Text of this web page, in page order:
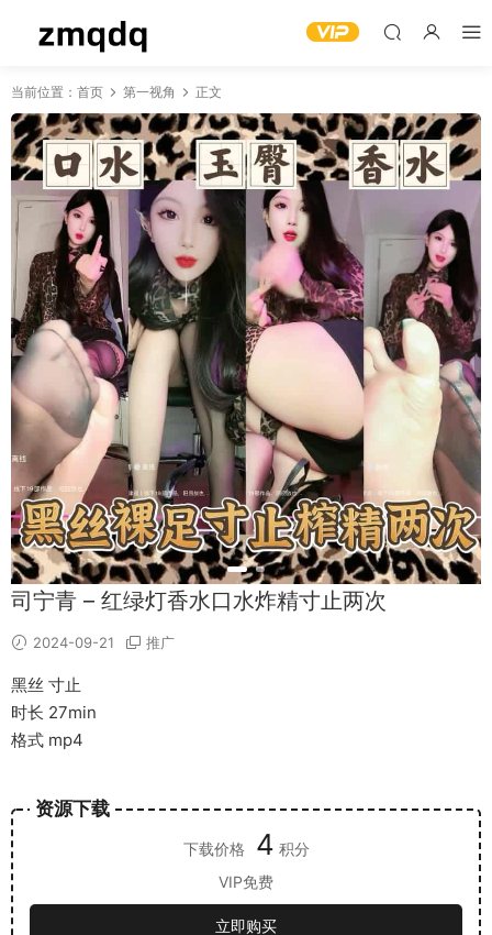
当前位置： 首页 第一视角 正文
司宁青 – 红绿灯香水口水炸精寸止两次
2024-09-21 推广
黑丝 寸止
时长 27min
格式 mp4
资源下载
下载价格 4 积分
VIP免费
立即购买